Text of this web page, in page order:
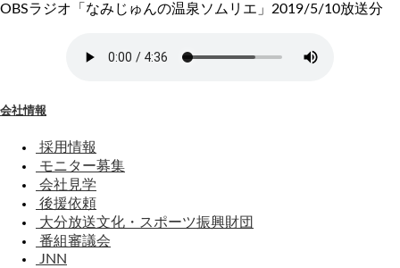
OBSラジオ「なみじゅんの温泉ソムリエ」2019/5/10放送分
会社情報
採用情報
モニター募集
会社見学
後援依頼
大分放送文化・スポーツ振興財団
番組審議会
JNN